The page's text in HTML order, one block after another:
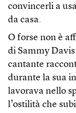
convincerli a
da casa.
O forse non è
di Sammy
cantante
durante la sua
lavorava nello
l’ostilità che